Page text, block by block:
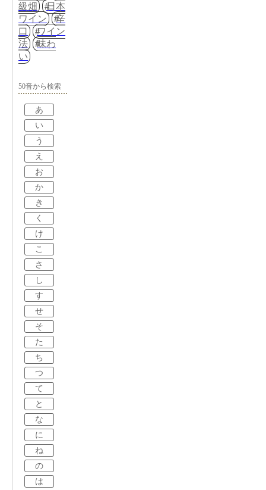
級畑
日本
ワイン
辛
口
ワイン
法
味わ
い
50音から検索
あ
い
う
え
お
か
き
く
け
こ
さ
し
す
せ
そ
た
ち
つ
て
と
な
に
ね
の
は